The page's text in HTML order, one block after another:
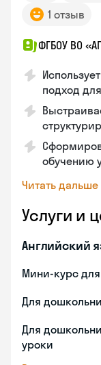
1 отзыв
ФГБОУ ВО
подход
обучению
Читать дальше
Услуги и
Английский
Мини-курс
Для
Для
уроки